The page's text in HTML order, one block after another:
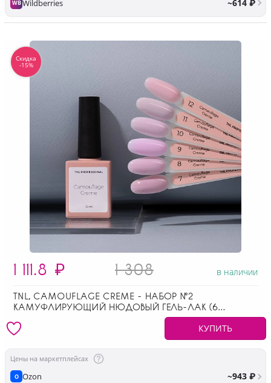
WBWildberries ~614 ₽
1 111.8 ₽ 1 308 в наличии
TNL, CAMOUFLAGE CREME - НАБОР №2
КАМУФЛИРУЮЩИЙ НЮДОВЫЙ ГЕЛЬ-ЛАК (6
КУПИТЬ
Цены на маркетплейсах
O Ozon ~943 ₽
Скидка
-15%